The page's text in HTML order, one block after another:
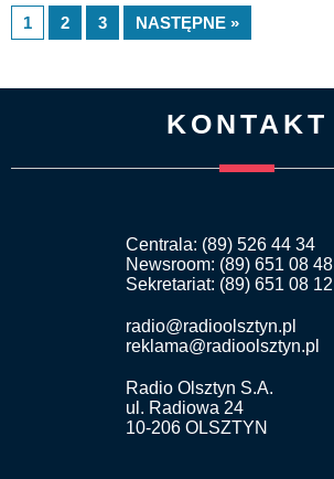
1 2 3 NASTĘPNE »
KONTAKT
Centrala: (89) 526 44 34
Newsroom: (89) 651 08 48
Sekretariat: (89) 651 08 12
radio@radioolsztyn.pl
reklama@radioolsztyn.pl
Radio Olsztyn S.A.
ul. Radiowa 24
10-206 OLSZTYN